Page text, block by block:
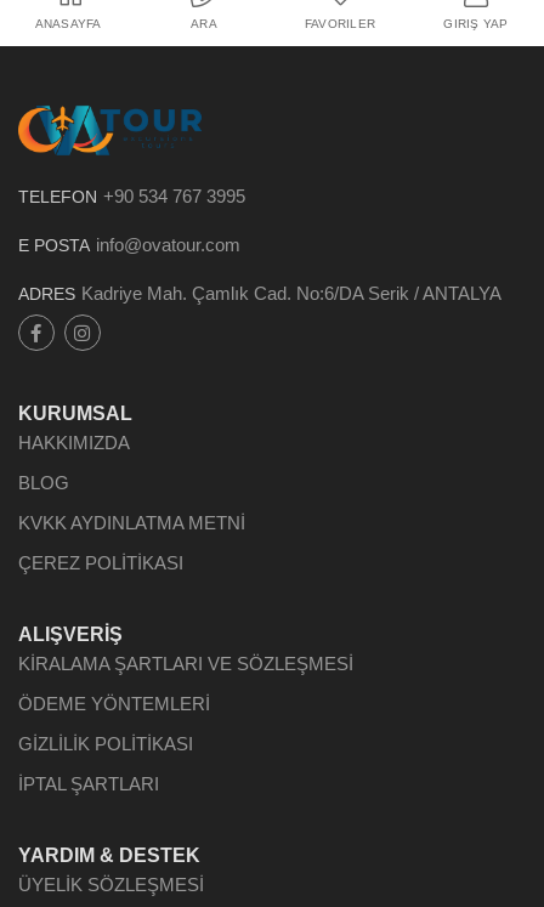
ANASAYFA ARA FAVORILER GIRIŞ YAP
TELEFON +90 534 767 3995
E POSTA info@ovatour.com
ADRES Kadriye Mah. Çamlık Cad. No:6/DA Serik / ANTALYA
KURUMSAL
HAKKIMIZDA
BLOG
KVKK AYDINLATMA METNİ
ÇEREZ POLİTİKASI
ALIŞVERİŞ
KİRALAMA ŞARTLARI VE SÖZLEŞMESİ
ÖDEME YÖNTEMLERİ
GİZLİLİK POLİTİKASI
İPTAL ŞARTLARI
YARDIM & DESTEK
ÜYELİK SÖZLEŞMESİ